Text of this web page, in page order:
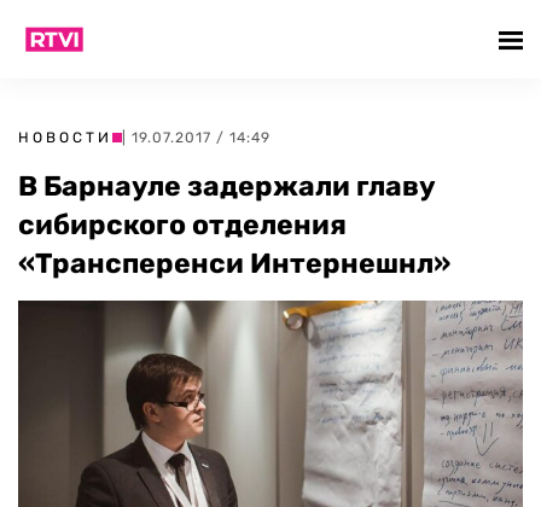
НОВОСТИ | 19.07.2017 / 14:49
В Барнауле задержали главу
сибирского отделения
«Трансперенси Интернешнл»